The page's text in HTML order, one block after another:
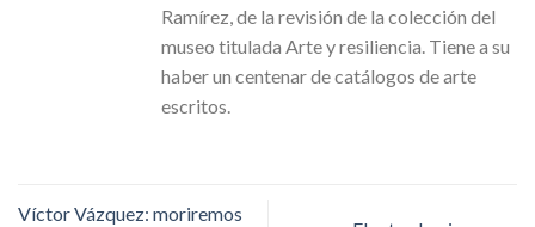
Ramírez, de la revisión de la colección del
museo titulada Arte y resiliencia. Tiene a su
haber un centenar de catálogos de arte
escritos.
Víctor Vázquez: moriremos